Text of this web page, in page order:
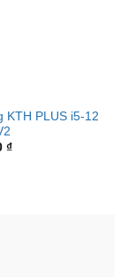
KTH PLUS i5-12
₫